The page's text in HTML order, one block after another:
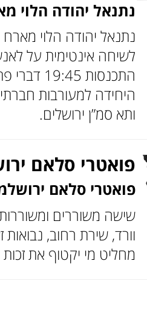
נתנאל יהודה הלוי
נתנאל יהודה הלוי
היחידה למעורבות
ותא סמ”ן ירושלים.
פואטרי סלאם
פואטרי סלאם
שישה משוררים
וורד, שירת רחוב,
מחליט מי יקטוף את